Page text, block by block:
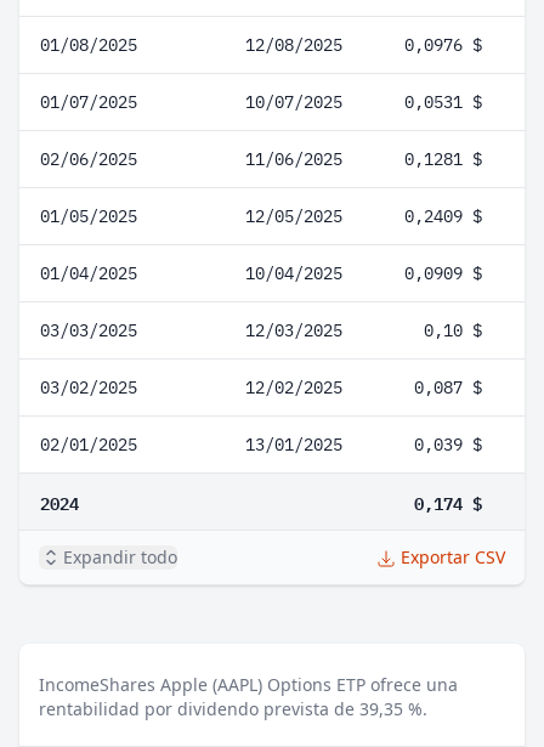
01/08/2025 12/08/2025 0,0976 $
01/07/2025 10/07/2025 0,0531 $
02/06/2025 11/06/2025 0,1281 $
01/05/2025 12/05/2025 0,2409 $
01/04/2025 10/04/2025 0,0909 $
03/03/2025 12/03/2025 0,10 $
03/02/2025 12/02/2025 0,087 $
02/01/2025 13/01/2025 0,039 $
2024 0,174 $
Expandir todo Exportar CSV
IncomeShares Apple (AAPL) Options ETP ofrece una
rentabilidad por dividendo prevista de 39,35 %.